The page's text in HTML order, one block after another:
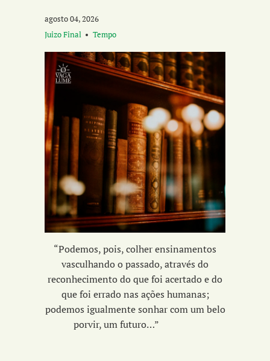
agosto 04, 2026
Juizo Final
Tempo
“Podemos, pois, colher ensinamentos
vasculhando o passado, através do
reconhecimento do que foi acertado e do
que foi errado nas ações humanas;
podemos igualmente sonhar com um belo
porvir, um futuro…”